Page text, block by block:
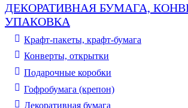
ДЕКОРАТИВНАЯ БУМАГА,
УПАКОВКА
Крафт-пакеты, крафт-бумага
Конверты, открытки
Подарочные коробки
Гофробумага (крепон)
Декоративная бумага